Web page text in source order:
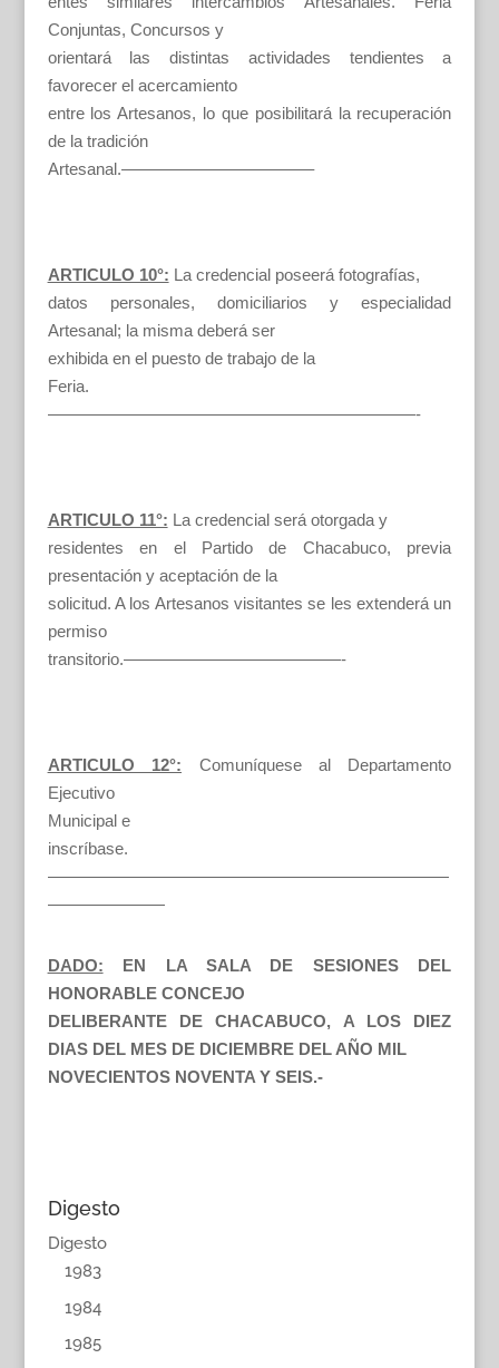
Conjuntas, Concursos y
orientará las distintas actividades tendientes a
favorecer el acercamiento
entre los Artesanos, lo que posibilitará la recuperación
de la tradición
Artesanal.———————————–
ARTICULO 10°: La credencial poseerá fotografías,
datos personales, domiciliarios y especialidad
Artesanal; la misma deberá ser
exhibida en el puesto de trabajo de la
Feria.
——————————————————————-
ARTICULO 11°: La credencial será otorgada y
residentes en el Partido de Chacabuco, previa
presentación y aceptación de la
solicitud. A los Artesanos visitantes se les extenderá un
permiso
transitorio.—————————————-
ARTICULO 12°:
Comuníquese al Departamento
Ejecutivo
Municipal e
inscríbase.
————————————————————————
———————
DADO:
EN LA SALA DE SESIONES DEL
HONORABLE CONCEJO
DELIBERANTE DE CHACABUCO, A LOS DIEZ
DIAS DEL MES DE DICIEMBRE DEL AÑO MIL
NOVECIENTOS NOVENTA Y SEIS.-
Digesto
Digesto
1983
1984
1985